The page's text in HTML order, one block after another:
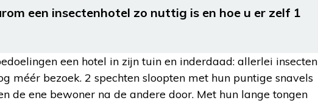
een insectenhotel zo nuttig is en hoe u er zelf 1
een hotel in zijn tuin en inderdaad: allerlei insecten
méér bezoek. 2 spechten sloopten met hun puntige snavels
de ene bewoner na de andere door. Met hun lange tongen